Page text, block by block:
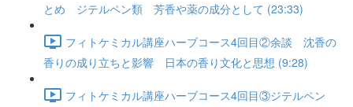
とめ ジテルペン類 芳香や薬の成分として (23:33)
フィトケミカル講座ハーブコース4回目②余談 沈香の
香りの成り立ちと影響 日本の香り文化と思想 (9:28)
フィトケミカル講座ハーブコース4回目③ジテルペン